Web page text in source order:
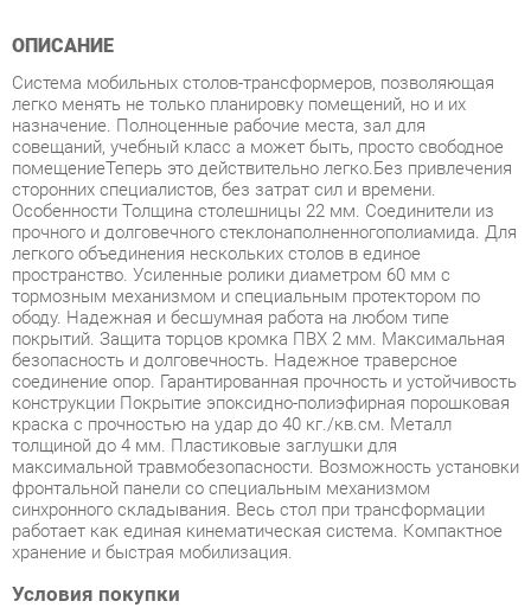
легко менять не только планировку помещений, но и их
совещаний, учебный класс а может быть, просто свободное
помещениеТеперь это действительно легко.Без привлечения
сторонних специалистов, без затрат сил и времени.
Особенности Толщина столешницы 22 мм. Соединители из
прочного и долговечного стеклонаполненногополиамида. Для
легкого объединения нескольких столов в единое
пространство. Усиленные ролики диаметром 60 мм с
тормозным механизмом и специальным протектором по
ободу. Надежная и бесшумная работа на любом типе
покрытий. Защита торцов кромка ПВХ 2 мм. Максимальная
безопасность и долговечность. Надежное траверсное
соединение опор. Гарантированная прочность и устойчивость
конструкции Покрытие эпоксидно-полиэфирная порошковая
краска с прочностью на удар до 40 кг./кв.см. Металл
толщиной до 4 мм. Пластиковые заглушки для
максимальной травмобезопасности. Возможность установки
фронтальной панели со специальным механизмом
синхронного складывания. Весь стол при трансформации
работает как единая кинематическая система. Компактное
хранение и быстрая мобилизация.
Условия покупки
Благодаря качественным фото, исчерпывающей информации
покупателей маркетплэйса «Детская мебель Екатеринбург»